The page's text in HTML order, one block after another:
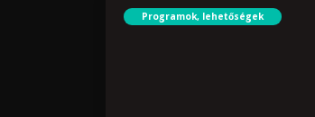
Programok, lehetőségek